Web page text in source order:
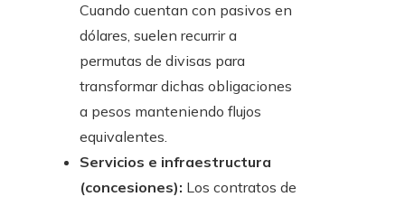
Cuando cuentan con pasivos en
dólares, suelen recurrir a
permutas de divisas para
transformar dichas obligaciones
a pesos manteniendo flujos
equivalentes.
Servicios e infraestructura
(concesiones): Los contratos de